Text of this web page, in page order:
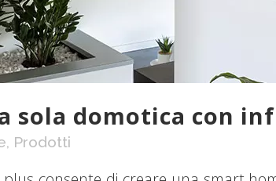
sola domotica con
, Prodotti